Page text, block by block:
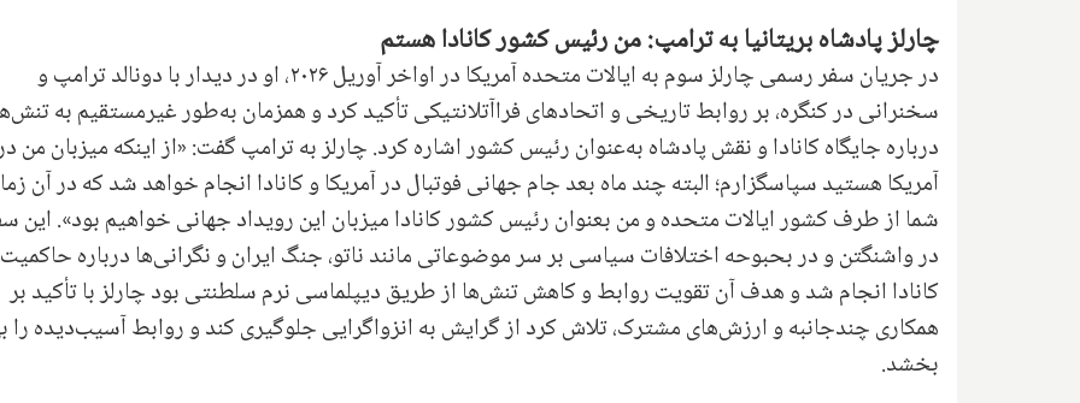
چارلز پادشاه بریتانیا به ترامپ: من رئیس کشور کانادا هستم
در جریان سفر رسمی چارلز سوم به ایالات متحده آمریکا در اواخر آوریل ۲۰۲۶، او در دیدار با دونالد ترامپ و
سخنرانی در کنگره، بر روابط تاریخی و اتحادهای فراآتلانتیکی تأکید کرد و همزمان به‌طور غیرمستقیم به
درباره جایگاه کانادا و نقش پادشاه به‌عنوان رئیس کشور اشاره کرد. چارلز به ترامپ گفت: «از اینکه میزبان من
آمریکا هستید سپاسگزارم؛ البته چند ماه بعد جام جهانی فوتبال در آمریکا و کانادا انجام خواهد شد که در آن
شما از طرف کشور ایالات متحده و من بعنوان رئیس کشور کانادا میزبان این رویداد جهانی خواهیم بود». این
در واشنگتن و در بحبوحه اختلافات سیاسی بر سر موضوعاتی مانند ناتو، جنگ ایران و نگرانی‌ها درباره حاکمیت
کانادا انجام شد و هدف آن تقویت روابط و کاهش تنش‌ها از طریق دیپلماسی نرم سلطنتی بود چارلز با تأکید بر
همکاری چندجانبه و ارزش‌های مشترک، تلاش کرد از گرایش به انزواگرایی جلوگیری کند و روابط آسیب‌دیده را
بخشد.